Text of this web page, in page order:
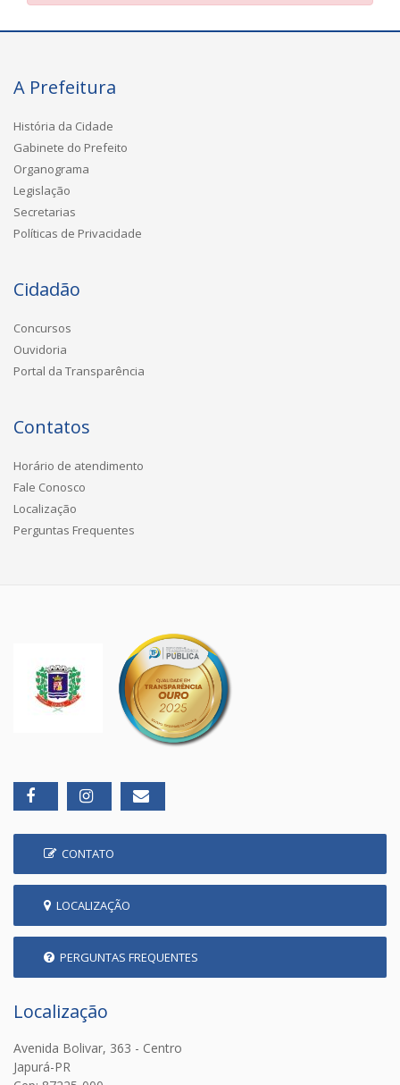
A Prefeitura
História da Cidade
Gabinete do Prefeito
Organograma
Legislação
Secretarias
Políticas de Privacidade
Cidadão
Concursos
Ouvidoria
Portal da Transparência
Contatos
Horário de atendimento
Fale Conosco
Localização
Perguntas Frequentes
CONTATO
LOCALIZAÇÃO
PERGUNTAS FREQUENTES
Localização
Avenida Bolivar, 363 - Centro
Japurá-PR